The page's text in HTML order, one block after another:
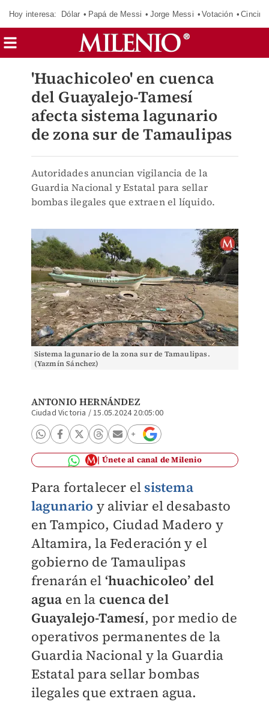
Hoy interesa: Dólar Papá de Messi Jorge Messi Votación
'Huachicoleo' en cuenca
del Guayalejo-Tamesí
afecta sistema lagunario
de zona sur de Tamaulipas
Autoridades anuncian vigilancia de la
Guardia Nacional y Estatal para sellar
bombas ilegales que extraen el líquido.
Sistema lagunario de la zona sur de Tamaulipas.
(Yazmín Sánchez)
ANTONIO HERNÁNDEZ
Ciudad Victoria /15.05.2024 20:05:00
Únete al canal de Milenio
Para fortalecer el sistema
lagunario y aliviar el desabasto
en Tampico, Ciudad Madero y
Altamira, la Federación y el
gobierno de Tamaulipas
frenarán el ‘huachicoleo’ del
agua en la cuenca del
Guayalejo-Tamesí, por medio de
operativos permanentes de la
Guardia Nacional y la Guardia
Estatal para sellar bombas
ilegales que extraen agua.